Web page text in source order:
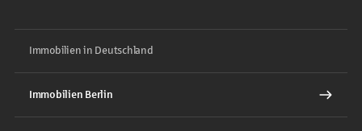
Immobilien in Deutschland
Immobilien Berlin